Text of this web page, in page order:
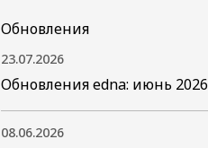
Обновления
23.07.2026
Обновления edna: июнь 2026
08.06.2026